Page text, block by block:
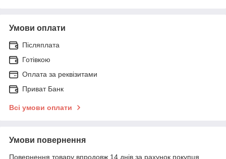
Умови оплати
Післяплата
Готівкою
Оплата за реквізитами
Приват Банк
Всі умови оплати
Умови повернення
Повернення товару впродовж 14 днів за рахунок покупця